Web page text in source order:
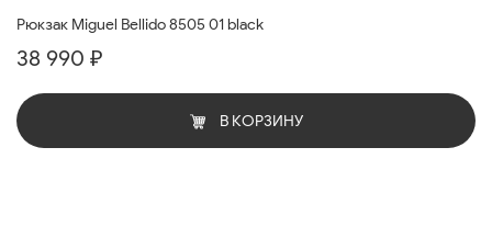
Рюкзак Miguel Bellido 8505 01 black
38 990 ₽
В КОРЗИНУ